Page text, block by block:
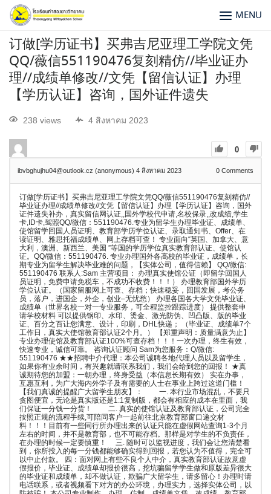
MENU
订做[学历证书】买弗吉尼亚理工学院文凭
QQ/薇信551190476复刻精仿//毕业证办
理//成绩单修改//文凭【留信认证】办理
【学历认证】咨询，国外证件遗失
238 views 4 สิงหาคม 2023
0
ibvbghujhu04@outlook.cz (anonymous) 4 สิงหาคม 2023 0 Comments
订做[学历证书】买弗吉尼亚理工学院文凭QQ/薇信551190476复刻精仿//
毕业证办理//成绩单修改//文凭【留信认证】办理【学历认证】咨询，国外
证件遗失补办，真实留信网认证,,国外学校代申请,名校保录,,改成绩,学生
卡,ID卡,驾照QQ/微信：551190476.专业为留学生办理毕业证、成绩单、
使馆留学回国人员证明、教育部学历学位认证、录取通知书、Offer、在
读证明、雅思托福成绩单、网上存档可查！ 专业面向“英国、加拿大、意
大利，澳洲、新西兰、美国 ”等国的学历学位真实教育部认证、使馆认
证。QQ/微信：551190476. 专业办理国外各高校的毕业证，成绩单，长
期专业为留学生解决毕业难的问题，【实体公司，值得信赖】 QQ/微信:
551190476 联系人:Sam 主营项目： 办理真实使馆公证（即留学回国人
员证明，免费申请免税车，不成功不收费！！！） 办理教育部国外学历
学位认证。（国家留服网上可查、存档；快速稳妥，回国发展，考公务
员，落户，进国企，外企，创业–无忧愁） 办理各国各大学文凭毕业证、
成绩单（世界名校一对一专业服务，可全程监控跟踪进度） 提供整套申
请学校材料 可以提供钢印、水印、烫金、激光防伪、凹凸版、版的毕业
证、百分之百让您满意、设计，印刷，DHL快递； （毕业证、成绩单7个
工作日，真实大使馆教育部认证2个月。） 【郑重声明：质量满意为止】
专业办理使馆及教育部认证100%可查存档！！！一次办理，终生有效，
快速专业，诚信可靠。 咨询认证顾问 Sam为您服务：Q/微信:
551190476 ★★招聘中介代理：本公司诚聘各地代理人员以及留学生，
如果你有业余时间，有兴趣就请联系我们，我们会给到您的回报！ ★真
诚期待您的加盟：一朝办理，终身受益（本信息长期有效） 实在办事，
互惠互利，为广大海内外学子及有需要的人士在事业上跨过这道门槛！
【我们真诚的提醒广大留学生朋友】： 一. 本行业市场混乱，不要只
贪图便宜，无论是真实版还是1:1复制版，都会有相应的成本在里面，我
们保证一分钱一分货！ 二. 真实的使馆认证及教育部认证，公司完全
按照正规的流程手续,可陪同客户一起前往北京教育部窗口递交材
料！！！目前有一些同行所办理出来的认证只能在虚假网站查询1-3个月
左右的时间，并不是教育部，也不可能存档。那样是对学生的不负责任，
在办理的时候一定要慎重！ 三. 随时可以监视进度，我们会让您清楚看
到，你所投入的每一分钱都能够确实得到回报，若您认为不值得，完全可
以中止付款。 四：面对网上有些不良个人中介，真实教育部认证故意虚
假报价，毕业证、成绩单却报价很高，挖坑骗留学学生做和原版差异很大
的毕业证和成绩单，却不做认证，欺骗广大留学生，请多留心！办理时请
电话联系，或者视频看下对方的办公环境，办理实力，选择实体公司，以